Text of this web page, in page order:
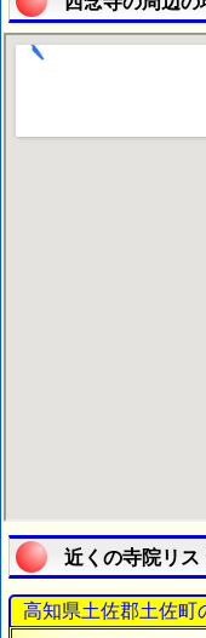
近くの寺院リス
高知県土佐郡土佐町